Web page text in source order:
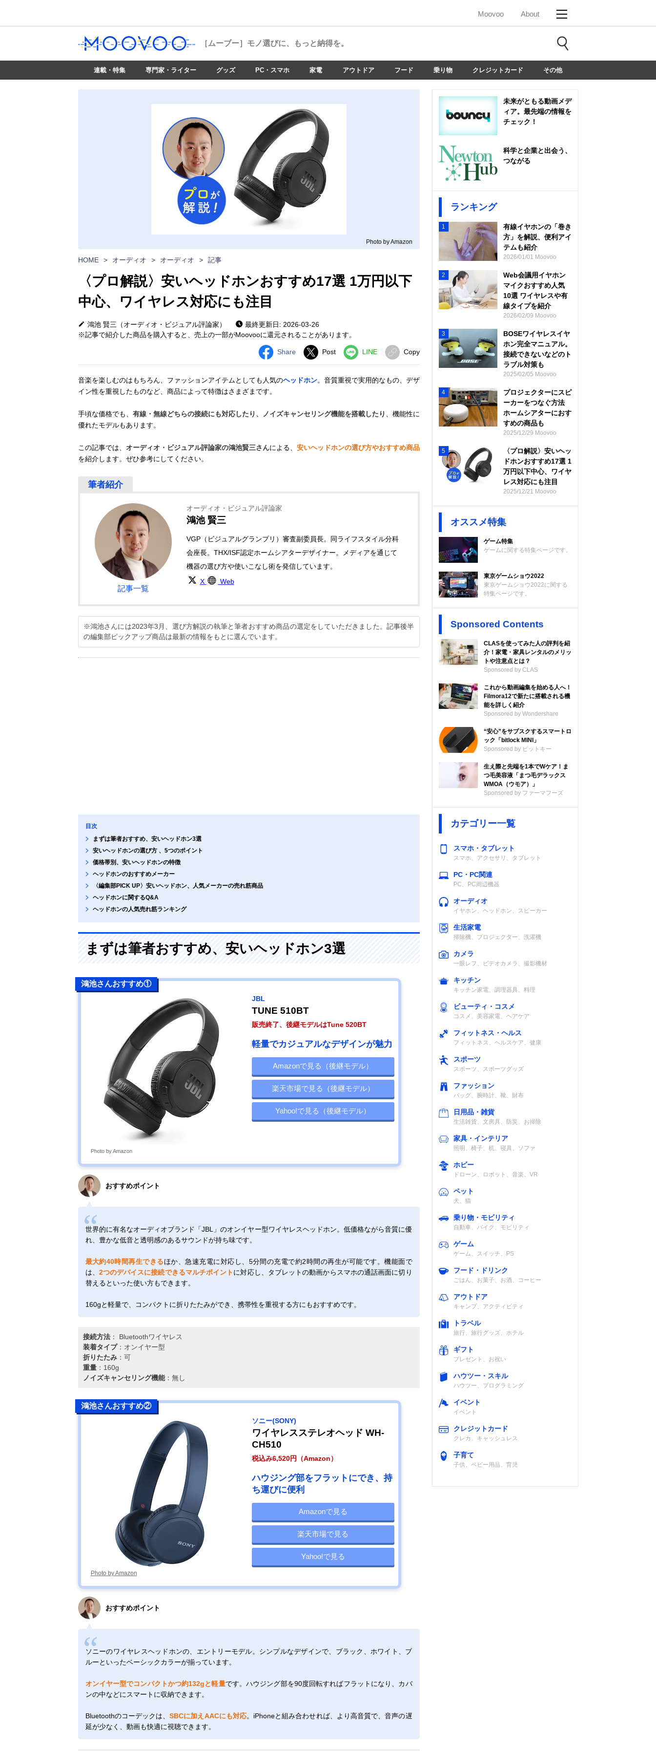
Moovoo About
［ムーブー］ モノ選びに、もっと納得を。
連載・特集 専門家・ライター グッズ PC・スマホ 家電 アウトドア フード 乗り物 クレジットカード その他
Photo by Amazon
HOME > オーディオ > オーディオ > 記事
〈プロ解説〉安いヘッドホンおすすめ17選 1万円以下
中心、ワイヤレス対応にも注目
鴻池 賢三（オーディオ・ビジュアル評論家）
最終更新日: 2026-03-26
※記事で紹介した商品を購入すると、売上の一部がMoovooに還元されることがあります。
Share Post LINE Copy
音楽を楽しむのはもちろん、ファッションアイテムとしても人気のヘッドホン。音質重視で実用的なもの、デザ
イン性を重視したものなど、商品によって特徴はさまざまです。
手頃な価格でも、 有線・無線どちらの接続にも対応したり、ノイズキャンセリング機能を搭載したり
、機能性に
優れたモデルもあります。
この記事では、 オーディオ・ビジュアル評論家の鴻池賢三さんによる、 安いヘッドホンの選び方やおすすめ商品
を紹介します。ぜひ参考にしてください。
記事一覧
オーディオ・ビジュアル評論家
鴻池 賢三
VGP（ビジュアルグランプリ）審査副委員長。同ライフスタイル分科
会座長。THX/ISF認定ホームシアターデザイナー。メディアを通じて
機器の選び方や使いこなし術を発信しています。
X
Web
※鴻池さんには2023年3月、選び方解説の執筆と筆者おすすめ商品の選定をしていただきました。記事後半
の編集部ピックアップ商品は最新の情報をもとに選んでいます。
目次
まずは筆者おすすめ、安いヘッドホン3選
安いヘッドホンの選び方 、5つのポイント
価格帯別、安いヘッドホンの特徴
ヘッドホンのおすすめメーカー
〈編集部PICK UP〉安いヘッドホン、人気メーカーの売れ筋商品
ヘッドホンに関するQ&A
ヘッドホンの人気売れ筋ランキング
まずは筆者おすすめ、安いヘッドホン3選
鴻池さんおすすめ①
Photo by Amazon
JBL
TUNE 510BT
販売終了、後継モデルはTune 520BT
軽量でカジュアルなデザインが魅力
Amazonで見る（後継モデル）
楽天市場で見る（後継モデル）
Yahoo!で見る（後継モデル）
おすすめポイント
世界的に有名なオーディオブランド「JBL」のオンイヤー型ワイヤレスヘッドホン。低価格ながら音質に優
れ、豊かな低音と透明感のあるサウンドが持ち味です。
最大約40時間再生できるほか、急速充電に対応し、5分間の充電で約2時間の再生が可能です。機能面で
は、 2つのデバイスに接続できるマルチポイントに対応し、タブレットの動画からスマホの通話画面に切り
替えるといった使い方もできます。
160gと軽量で、コンパクトに折りたたみができ、携帯性を重視する方にもおすすめです。
接続方法： Bluetoothワイヤレス
装着タイプ：オンイヤー型
折りたたみ：可
重量：160g
ノイズキャンセリング機能：無し
鴻池さんおすすめ②
Photo by Amazon
ソニー(SONY)
ワイヤレスステレオヘッド WH-
CH510
税込み6,520円（Amazon）
ハウジング部をフラットにでき、持
ち運びに便利
Amazonで見る
楽天市場で見る
Yahoo!で見る
おすすめポイント
ソニーのワイヤレスヘッドホンの、エントリーモデル。シンプルなデザインで、ブラック、ホワイト、ブ
ルーといったベーシックカラーが揃っています。
オンイヤー型でコンパクトかつ約132gと軽量です。ハウジング部を90度回転すればフラットになり、カバ
ンの中などにスマートに収納できます。
Bluetoothのコーデックは、SBCに加えAACにも対応。iPhoneと組み合わせれば、より高音質で、音声の遅
延が少なく、動画も快適に視聴できます。
未来がともる動画メデ
ィア。最先端の情報を
チェック！
科学と企業と出会う、
つながる
ランキング
1
有線イヤホンの「巻き
方」を解説、便利アイ
テムも紹介
2026/01/01 Moovoo
2
Web会議用イヤホン
マイクおすすめ人気
10選 ワイヤレスや有
線タイプを紹介
2026/02/09 Moovoo
3
BOSEワイヤレスイヤ
ホン完全マニュアル。
接続できないなどのト
ラブル対策も
2025/02/05 Moovoo
4
プロジェクターにスピ
ーカーをつなぐ方法
ホームシアターにおす
すめの商品も
2025/12/29 Moovoo
5
〈プロ解説〉安いヘッ
ドホンおすすめ17選 1
万円以下中心、ワイヤ
レス対応にも注目
2025/12/21 Moovoo
オススメ特集
ゲーム特集
ゲームに関する特集ページです。
東京ゲームショウ2022
東京ゲームショウ2022に関する
特集ページです。
Sponsored Contents
CLASを使ってみた人の評判を紹
介！家電・家具レンタルのメリッ
トや注意点とは？
Sponsored by CLAS
これから動画編集を始める人へ！
Filmora12で新たに搭載される機
能を詳しく紹介
Sponsored by Wondershare
“安心”をサブスクするスマートロ
ック「bitlock MINI」
Sponsored by ビットキー
生え際と先端を1本でWケア！ま
つ毛美容液「まつ毛デラックス
WMOA（ウモア）」
Sponsored by ファーマフーズ
カテゴリー一覧
スマホ・タブレット
スマホ、アクセサリ、タブレット
PC・PC関連
PC、PC周辺機器
オーディオ
イヤホン、ヘッドホン、スピーカー
生活家電
掃除機、プロジェクター、洗濯機
カメラ
一眼レフ、ビデオカメラ、撮影機材
キッチン
キッチン家電、調理器具、料理
ビューティ・コスメ
コスメ、美容家電、ヘアケア
フィットネス・ヘルス
フィットネス、ヘルスケア、健康
スポーツ
スポーツ、スポーツグッズ
ファッション
バッグ、腕時計、靴、財布
日用品・雑貨
生活雑貨、文房具、防災、お掃除
家具・インテリア
照明、椅子、机、寝具、ソファ
ホビー
ドローン、ロボット、音楽、VR
ペット
犬、猫
乗り物・モビリティ
自動車、バイク、モビリティ
ゲーム
ゲーム、スイッチ、PS
フード・ドリンク
ごはん、お菓子、お酒、コーヒー
アウトドア
キャンプ、アクティビティ
トラベル
旅行、旅行グッズ、ホテル
ギフト
プレゼント、お祝い
ハウツー・スキル
ハウツー、プログラミング
イベント
イベント
クレジットカード
クレカ、キャッシュレス
子育て
子供、ベビー用品、育児